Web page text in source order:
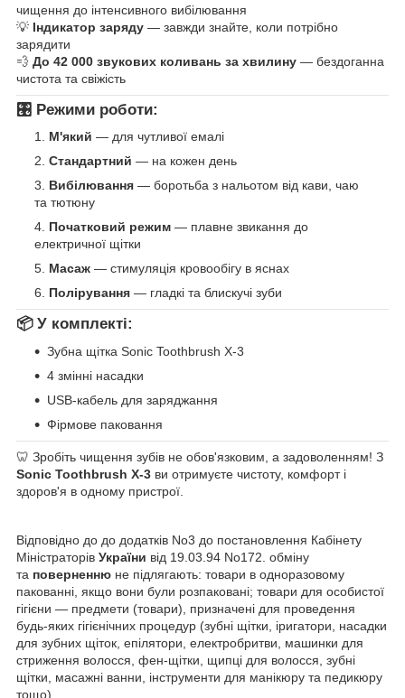
чищення до інтенсивного вибілювання
💡 Індикатор заряду — завжди знайте, коли потрібно
зарядити
💨 До 42 000 звукових коливань за хвилину — бездоганна
чистота та свіжість
🎛️ Режими роботи:
М'який — для чутливої емалі
Стандартний — на кожен день
Вибілювання — боротьба з нальотом від кави, чаю
та тютюну
Початковий режим — плавне звикання до
електричної щітки
Масаж — стимуляція кровообігу в яснах
Полірування — гладкі та блискучі зуби
📦 У комплекті:
Зубна щітка Sonic Toothbrush X-3
4 змінні насадки
USB-кабель для заряджання
Фірмове паковання
🦷 Зробіть чищення зубів не обов'язковим, а задоволенням! З
Sonic Toothbrush X-3 ви отримуєте чистоту, комфорт і
здоров'я в одному пристрої.
Відповідно до до додатків No3 до постановлення Кабінету
Міністраторів України від 19.03.94 No172. обміну
та поверненню не підлягають: товари в одноразовому
пакованні, якщо вони були розпаковані; товари для особистої
гігієни — предмети (товари), призначені для проведення
будь-яких гігієнічних процедур (зубні щітки, іригатори, насадки
для зубних щіток, епілятори, електробритви, машинки для
стриження волосся, фен-щітки, щипці для волосся, зубні
щітки, масажні ванни, інструменти для манікюру та педикюру
тощо)